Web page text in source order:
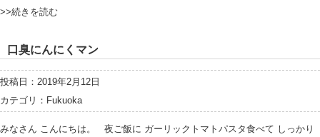
>>続きを読む
口臭にんにくマン
投稿日：2019年2月12日
カテゴリ： Fukuoka
みなさん こんにちは。 夜ご飯に ガーリックトマトパスタ食べて しっかり